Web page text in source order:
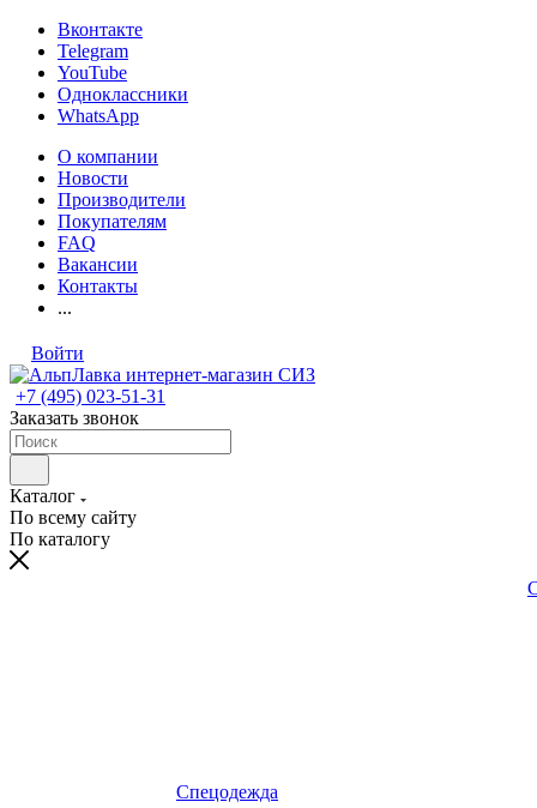
Вконтакте
Telegram
YouTube
Одноклассники
WhatsApp
О компании
Новости
Производители
Покупателям
FAQ
Вакансии
Контакты
...
Войти
+7 (495) 023-51-31
Заказать звонок
Каталог
По всему сайту
По каталогу
Спецодежда